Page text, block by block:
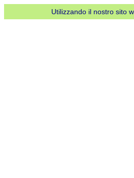
Utilizzando il nostro sito